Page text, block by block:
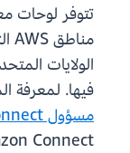
مناطق AWS التجارية و
فيها. لمعرفة
مسؤول Amazon Connect